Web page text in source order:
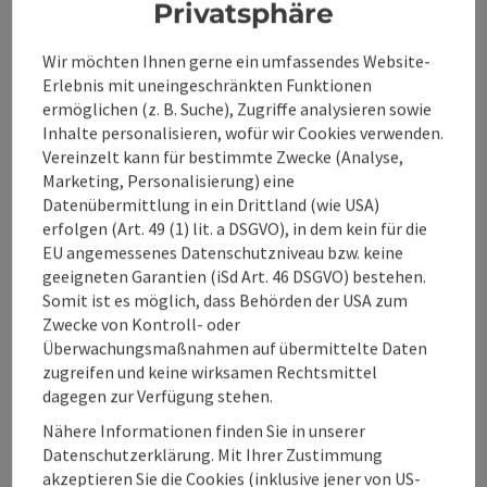
Beitrag merken: Dr. Thomas Waibel -
Dr. Thomas Waibel -
Allgemeinmediziner
Wahlarzt
Als Arzt für Allgemeinmedizin beratet und betreut Sie Dr.
Thomas Waibel in allen Ihre Gesundheit betreffenden
Bereichen!
Windischgarsten
Telefon
+43 7562 20902
Öffnungszeiten
MOMontag geöffnet
DIDienstag geöffnet
MIMittwoch geöffnet
DODonnerstag geöffnet
FEFeiertag geöffnet
Beitrag merken: Dr. med. univ. Christian Leithner -
Privatsphäre
Wir möchten Ihnen gerne ein umfassendes Website-
Erlebnis mit uneingeschränkten Funktionen
ermöglichen (z. B. Suche), Zugriffe analysieren sowie
Inhalte personalisieren, wofür wir Cookies verwenden.
Vereinzelt kann für bestimmte Zwecke (Analyse,
Marketing, Personalisierung) eine
Datenübermittlung in ein Drittland (wie USA)
erfolgen (Art. 49 (1) lit. a DSGVO), in dem kein für die
EU angemessenes Datenschutzniveau bzw. keine
geeigneten Garantien (iSd Art. 46 DSGVO) bestehen.
Somit ist es möglich, dass Behörden der USA zum
Zwecke von Kontroll- oder
Überwachungsmaßnahmen auf übermittelte Daten
zugreifen und keine wirksamen Rechtsmittel
dagegen zur Verfügung stehen.
Nähere Informationen finden Sie in unserer
Datenschutzerklärung. Mit Ihrer Zustimmung
akzeptieren Sie die Cookies (inklusive jener von US-